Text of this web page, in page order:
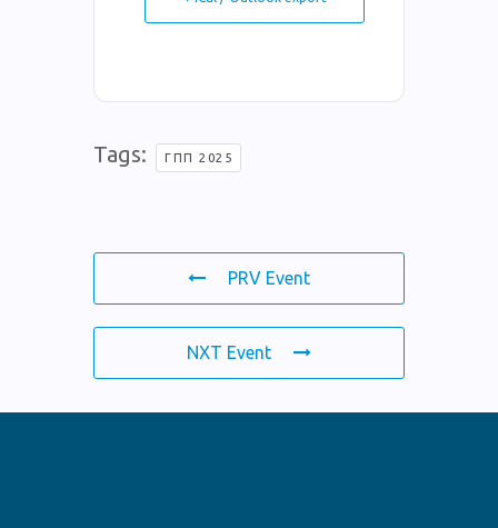
Tags: ΓΠΠ 2025
PRV Event
NXT Event